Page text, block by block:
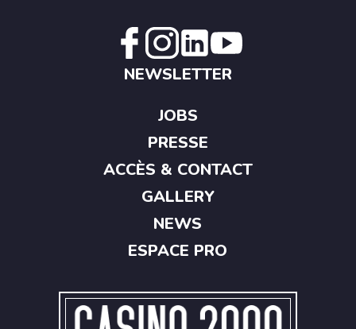
NEWSLETTER
JOBS
PRESSE
ACCÈS & CONTACT
GALLERY
NEWS
ESPACE PRO